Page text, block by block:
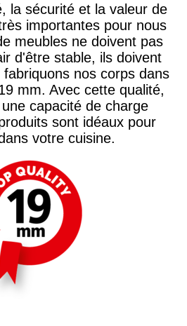
la sécurité et la valeur de
importantes pour nous
meubles ne doivent pas
d'être stable, ils doivent
nos corps dans
mm. Avec cette qualité,
capacité de charge
sont idéaux pour
votre cuisine.